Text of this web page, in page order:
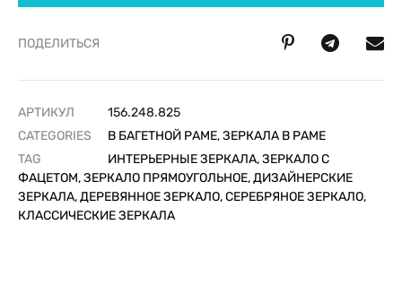
ПОДЕЛИТЬСЯ
АРТИКУЛ
156.248.825
CATEGORIES
В БАГЕТНОЙ РАМЕ,ЗЕРКАЛА В РАМЕ
TAG
ИНТЕРЬЕРНЫЕ ЗЕРКАЛА, ЗЕРКАЛО С
ФАЦЕТОМ, ЗЕРКАЛО ПРЯМОУГОЛЬНОЕ, ДИЗАЙНЕРСКИЕ
ЗЕРКАЛА, ДЕРЕВЯННОЕ ЗЕРКАЛО, СЕРЕБРЯНОЕ ЗЕРКАЛО,
КЛАССИЧЕСКИЕ ЗЕРКАЛА